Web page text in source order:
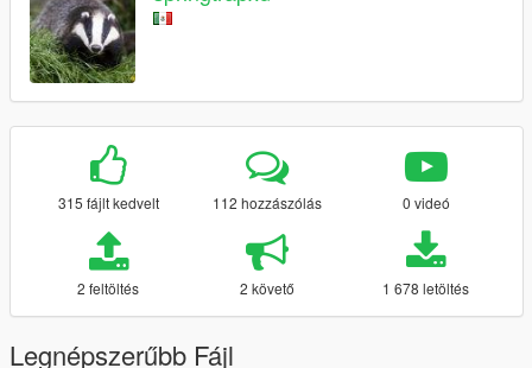
315 fájlt kedvelt 112 hozzászólás 0 videó
2 feltöltés 2 követő 1 678 letöltés
Legnépszerűbb Fájl